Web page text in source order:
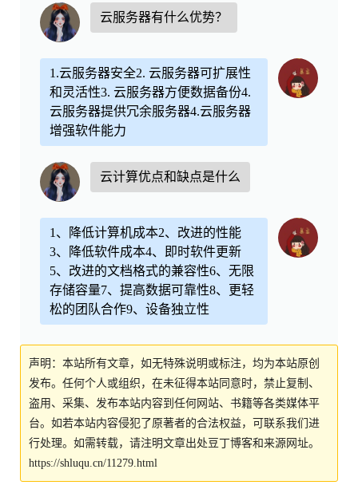
云服务器有什么优势？
1.云服务器安全2. 云服务器可扩展性
和灵活性3. 云服务器方便数据备份4.
云服务器提供冗余服务器4.云服务器
增强软件能力
云计算优点和缺点是什么
1、降低计算机成本2、改进的性能
3、降低软件成本4、即时软件更新
5、改进的文档格式的兼容性6、无限
存储容量7、提高数据可靠性8、更轻
松的团队合作9、设备独立性
声明：本站所有文章，如无特殊说明或标注，均为本站原创
发布。任何个人或组织，在未征得本站同意时，禁止复制、
盗用、采集、发布本站内容到任何网站、书籍等各类媒体平
台。如若本站内容侵犯了原著者的合法权益，可联系我们进
行处理。如需转载，请注明文章出处豆丁博客和来源网址。
https://shluqu.cn/11279.html